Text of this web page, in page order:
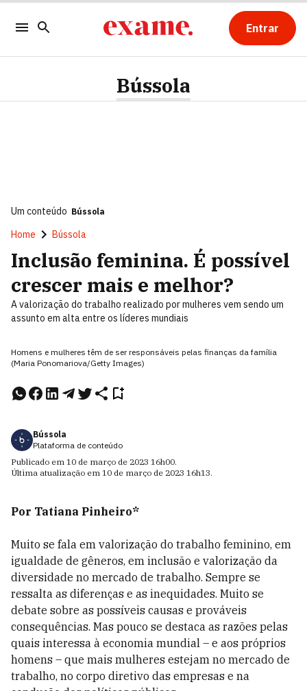
Entrar
Bússola
Um conteúdo Bússola
Home Bússola
Inclusão feminina. É possível
crescer mais e melhor?
A valorização do trabalho realizado por mulheres vem sendo um
assunto em alta entre os líderes mundiais
Homens e mulheres têm de ser responsáveis pelas finanças da família
(Maria Ponomariova/Getty Images)
Bússola
Plataforma de conteúdo
Publicado em 10 de março de 2023 16h00.
Última atualização em 10 de março de 2023 16h13.
Por Tatiana Pinheiro*
Muito se fala em valorização do trabalho feminino, em
igualdade de gêneros, em inclusão e valorização da
diversidade no mercado de trabalho. Sempre se
ressalta as diferenças e as inequidades. Muito se
debate sobre as possíveis causas e prováveis
consequências. Mas pouco se destaca as razões pelas
quais interessa à economia mundial – e aos próprios
homens – que mais mulheres estejam no mercado de
trabalho, no corpo diretivo das empresas e na